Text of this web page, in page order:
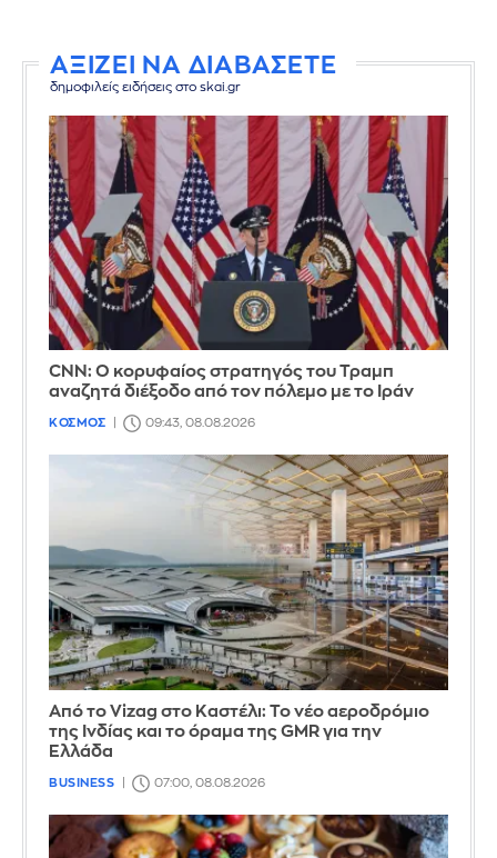
ΑΞΙΖΕΙ ΝΑ ΔΙΑΒΑΣΕΤΕ
δημοφιλείς ειδήσεις στο skai.gr
CNN: Ο κορυφαίος στρατηγός του Τραμπ
αναζητά διέξοδο από τον πόλεμο με το Ιράν
ΚΟΣΜΟΣ 09:43, 08.08.2026
Από το Vizag στο Καστέλι: Το νέο αεροδρόμιο
της Ινδίας και το όραμα της GMR για την
Ελλάδα
BUSINESS 07:00, 08.08.2026